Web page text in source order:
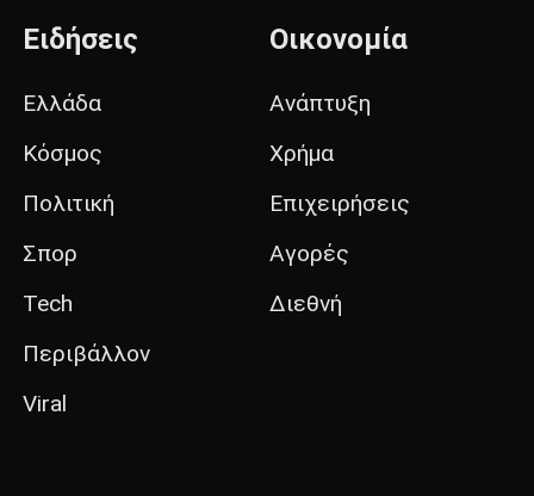
Ειδήσεις
Ελλάδα
Κόσμος
Πολιτική
Σπορ
Tech
Περιβάλλον
Viral
Οικονομία
Ανάπτυξη
Χρήμα
Επιχειρήσεις
Αγορές
Διεθνή